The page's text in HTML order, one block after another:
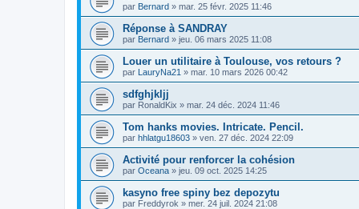
par Bernard » mar. 25 févr. 2025 11:46
Réponse à SANDRAY
par Bernard » jeu. 06 mars 2025 11:08
Louer un utilitaire à Toulouse, vos retours ?
par LauryNa21 » mar. 10 mars 2026 00:42
sdfghjkljj
par RonaldKix » mar. 24 déc. 2024 11:46
Tom hanks movies. Intricate. Pencil.
par hhlatgu18603 » ven. 27 déc. 2024 22:09
Activité pour renforcer la cohésion
par Oceana » jeu. 09 oct. 2025 14:25
kasyno free spiny bez depozytu
par Freddyrok » mer. 24 juil. 2024 21:08